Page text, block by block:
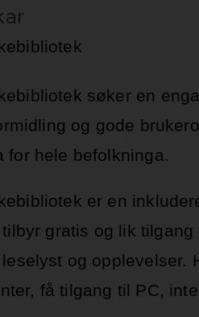
søker en
og gode
for hele befolkninga.
er en
gratis og lik
og opplevelser.
få tilgang til PC,